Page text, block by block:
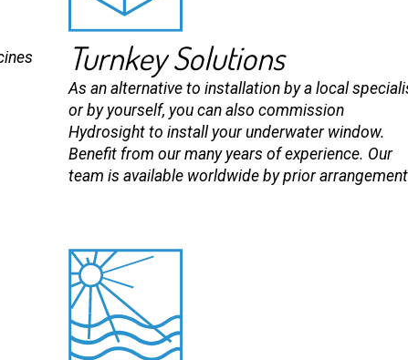
Turnkey Solutions
As an alternative to installation by a local
or by yourself, you can also commission
Hydrosight to install your underwater window.
Benefit from our many years of experience. Our
team is available worldwide by prior